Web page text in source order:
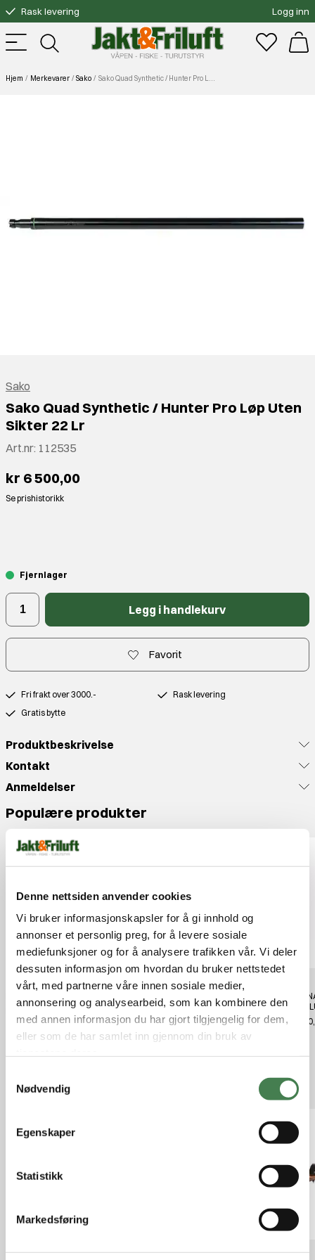
Denne nettsiden anvender cookies
Vi bruker informasjonskapsler for å gi innhold og
annonser et personlig preg, for å levere sosiale
mediefunksjoner og for å analysere trafikken vår. Vi deler
dessuten informasjon om hvordan du bruker nettstedet
vårt, med partnerne våre innen sosiale medier,
annonsering og analysearbeid, som kan kombinere den
med annen informasjon du har gjort tilgjengelig for dem,
eller som de har samlet inn gjennom din bruk av
Nødvendig
Egenskaper
Statistikk
Markedsføring
Rask levering
Gratis bytte
Fri frakt over 3000.-
Logg inn
Hjem Merkevarer Sako Sako Quad Synthetic / Hunter Pro Løp Uten Sikter 22 Lr
Sako
Sako Quad Synthetic / Hunter Pro Løp Uten
Sikter 22 Lr
Art.nr: 112535
kr 6 500,00
Se prishistorikk
Fjernlager
Legg i handlekurv
Favorit
Fri frakt over 3000.-
Rask levering
Gratis bytte
Produktbeskrivelse
Kontakt
Anmeldelser
Populære produkter
Sm
kr 400,00
9MM
kr
Relaterte produkter